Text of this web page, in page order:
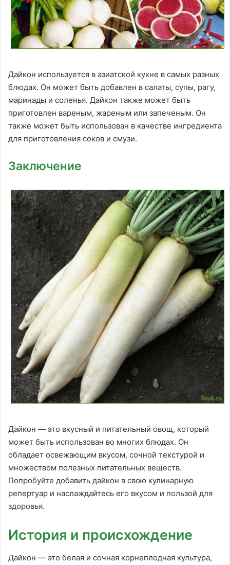
Дайкон используется в азиатской кухне в самых разных
блюдах. Он может быть добавлен в салаты, супы, рагу,
маринады и соленья. Дайкон также может быть
приготовлен вареным, жареным или запеченым. Он
также может быть использован в качестве ингредиента
для приготовления соков и смузи.
Заключение
Дайкон — это вкусный и питательный овощ, который
может быть использован во многих блюдах. Он
обладает освежающим вкусом, сочной текстурой и
множеством полезных питательных веществ.
Попробуйте добавить дайкон в свою кулинарную
репертуар и наслаждайтесь его вкусом и пользой для
здоровья.
История и происхождение
Дайкон — это белая и сочная корнеплодная культура,